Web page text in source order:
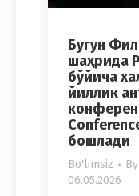
Бугун
шаҳрида
бўйича
йиллик
бошлади
Bo'limsiz By
06.05.2026